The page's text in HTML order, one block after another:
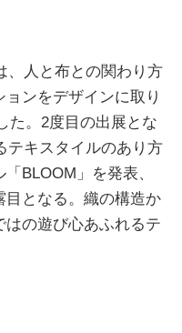
、人と布との関わり方
ンをデザインに取り
た。2度目の出展とな
テキスタイルのあり方
BLOOM」を発表、
となる。織の構造か
はの遊び心あふれるテ